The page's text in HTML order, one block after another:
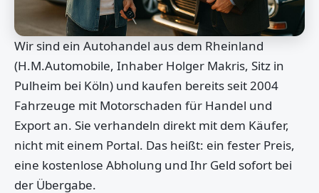
Wir sind ein Autohandel aus dem Rheinland
(H.M.Automobile, Inhaber Holger Makris, Sitz in
Pulheim bei Köln) und kaufen bereits seit 2004
Fahrzeuge mit Motorschaden für Handel und
Export an. Sie verhandeln direkt mit dem Käufer,
nicht mit einem Portal. Das heißt: ein fester Preis,
eine kostenlose Abholung und Ihr Geld sofort bei
der Übergabe.